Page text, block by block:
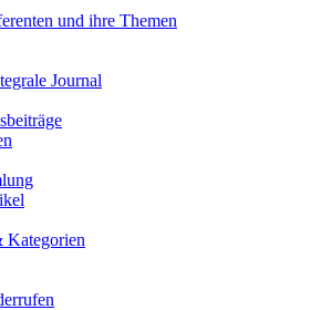
und ihre Themen
Journal
Kategorien